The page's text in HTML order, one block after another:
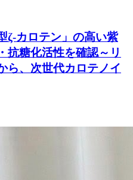
ζ-カロテン」の高い紫
抗糖化活性を確認～リ
ら、次世代カロテノイ